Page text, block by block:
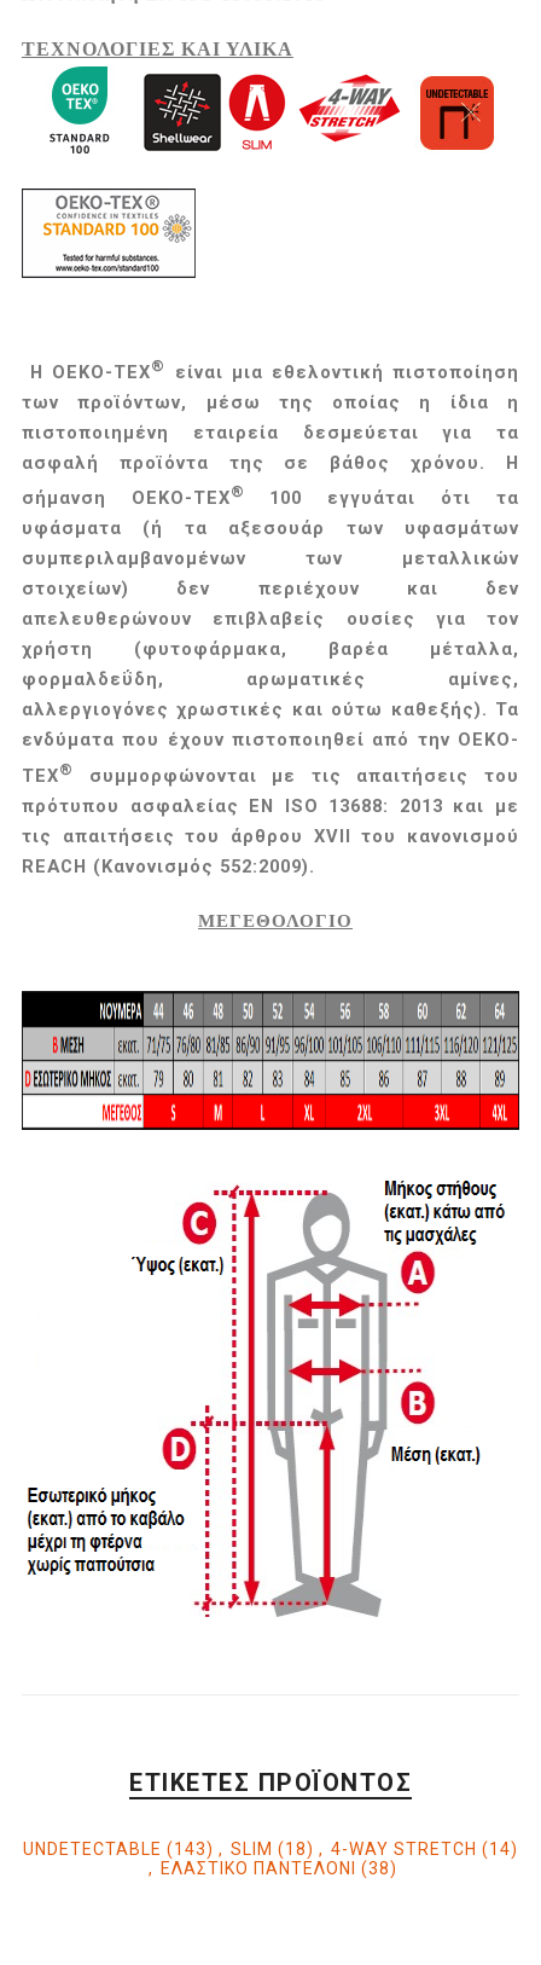
ΤΕΧΝΟΛΟΓΙΕΣ ΚΑΙ ΥΛΙΚΑ
Η OEKO-TEX®
είναι μια εθελοντική πιστοποίηση
των προϊόντων, μέσω της οποίας η ίδια η
πιστοποιημένη εταιρεία δεσμεύεται για τα
ασφαλή προϊόντα της σε βάθος χρόνου. Η
σήμανση OEKO-TEX® 100 εγγυάται ότι τα
υφάσματα (ή τα αξεσουάρ των υφασμάτων
συμπεριλαμβανομένων των μεταλλικών
στοιχείων) δεν περιέχουν και δεν
απελευθερώνουν επιβλαβείς ουσίες για τον
χρήστη (φυτοφάρμακα, βαρέα μέταλλα,
φορμαλδεΰδη, αρωματικές αμίνες,
αλλεργιογόνες χρωστικές και ούτω καθεξής). Τα
ενδύματα που έχουν πιστοποιηθεί από την OEKO-
TEX®
συμμορφώνονται με τις απαιτήσεις του
πρότυπου ασφαλείας EN ISO 13688: 2013 και με
τις απαιτήσεις του άρθρου XVII του κανονισμού
REACH (Κανονισμός 552:2009).
ΜΕΓΕΘΟΛΟΓΙΟ
ΕΤΙΚΈΤΕΣ ΠΡΟΪΌΝΤΟΣ
UNDETECTABLE (143) , SLIM (18) , 4-WAY STRETCH (14)
,
ΕΛΑΣΤΙΚΟ ΠΑΝΤΕΛΟΝΙ (38)